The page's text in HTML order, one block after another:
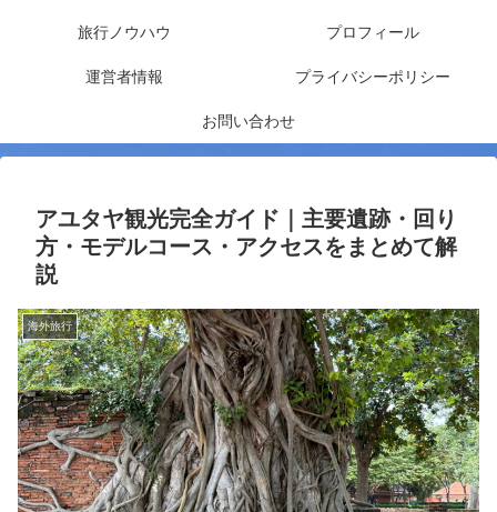
旅行ノウハウ プロフィール
運営者情報 プライバシーポリシー
お問い合わせ
アユタヤ観光完全ガイド｜主要遺跡・回り
方・モデルコース・アクセスをまとめて解
説
海外旅行